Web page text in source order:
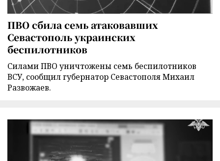
ПВО сбила семь атаковавших
Севастополь украинских
беспилотников
Силами ПВО уничтожены семь беспилотников
ВСУ, сообщил губернатор Севастополя Михаил
Развожаев.